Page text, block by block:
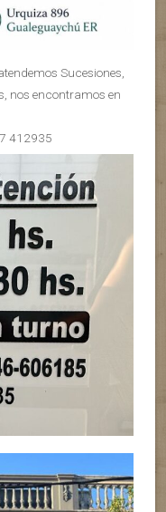
Sucesiones,
nos encontramos en
412935